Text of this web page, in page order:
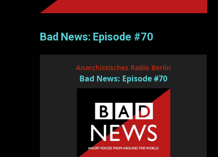
Bad News: Episode #70